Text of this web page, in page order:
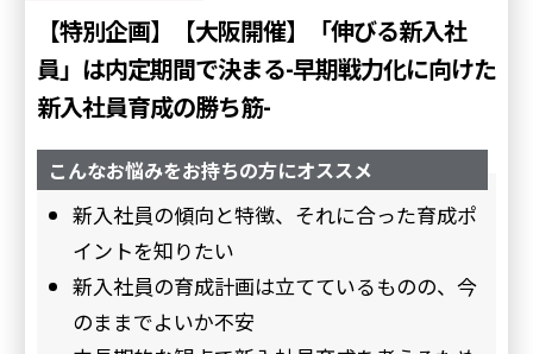
【特別企画】【大阪開催】「伸びる新入社
員」は内定期間で決まる-早期戦力化に向けた
新入社員育成の勝ち筋-
こんなお悩みをお持ちの方にオススメ
新入社員の傾向と特徴、それに合った育成ポ
イントを知りたい
新入社員の育成計画は立てているものの、今
のままでよいか不安